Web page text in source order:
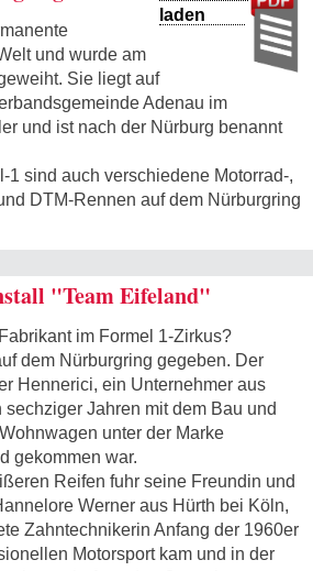
laden
und wurde am
Sie liegt auf
Adenau im
und ist nach der Nürburg benannt
1 sind auch verschiedene Motorrad-,
DTM-Rennen auf dem Nürburgring
"Team Eifeland"
im Formel 1-Zirkus?
dem Nürburgring gegeben. Der
Hennerici, ein Unternehmer aus
sechziger Jahren mit dem Bau und
unter der Marke
gekommen war.
Reifen fuhr seine Freundin und
Werner aus Hürth bei Köln,
Zahntechnikerin Anfang der 1960er
Motorsport kam und in der